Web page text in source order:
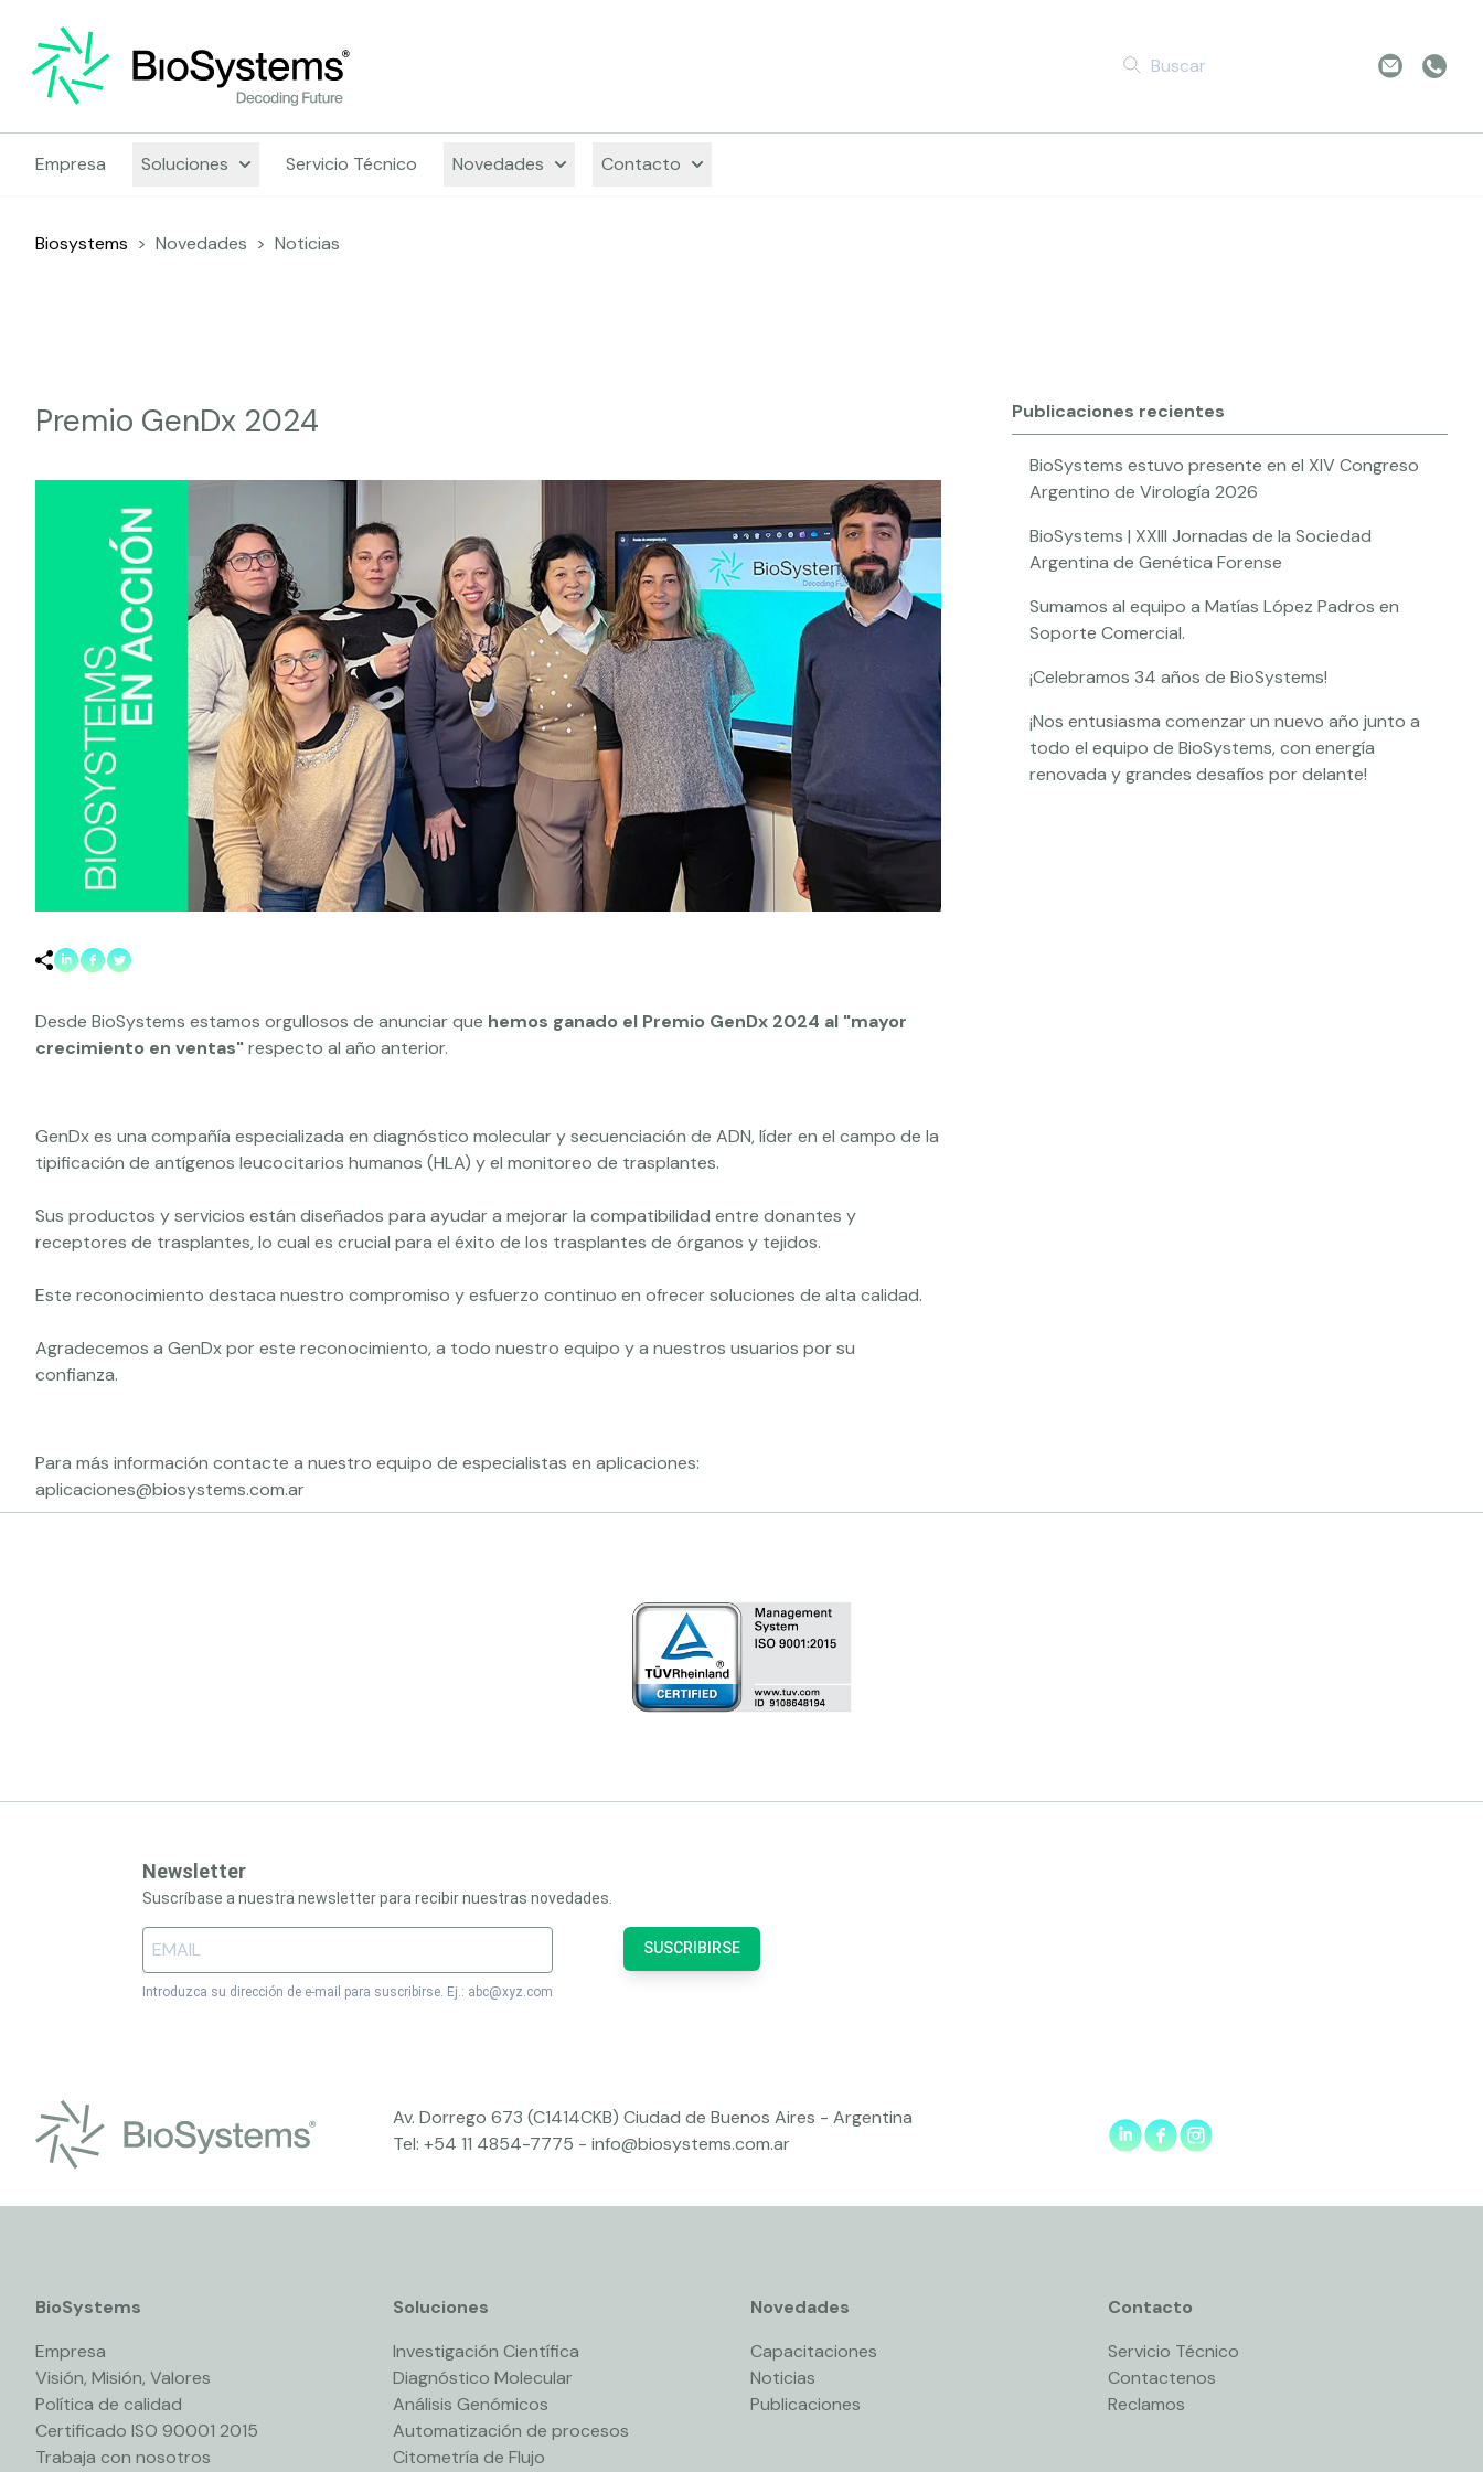
Empresa Soluciones Servicio Técnico Novedades Contacto
Decoding Future
Biosystems > Novedades > Noticias
Premio GenDx 2024
Desde BioSystems estamos orgullosos de anunciar que hemos ganado el Premio GenDx 2024 al "mayor
crecimiento en ventas"respecto al año anterior.
GenDx es una compañía especializada en diagnóstico molecular y secuenciación de ADN, líder en el campo de la
tipificación de antígenos leucocitarios humanos (HLA) y el monitoreo de trasplantes.
Sus productos y servicios están diseñados para ayudar a mejorar la compatibilidad entre donantes y
receptores de trasplantes, lo cual es crucial para el éxito de los trasplantes de órganos y tejidos.
Este reconocimiento destaca nuestro compromiso y esfuerzo continuo en ofrecer soluciones de alta calidad.
Agradecemos a GenDx por este reconocimiento, a todo nuestro equipo y a nuestros usuarios por su
confianza.
Para más información contacte a nuestro equipo de especialistas en aplicaciones:
aplicaciones@biosystems.com.ar
Publicaciones recientes
BioSystems estuvo presente en el XIV Congreso
Argentino de Virología 2026
BioSystems | XXIII Jornadas de la Sociedad
Argentina de Genética Forense
Sumamos al equipo a Matías López Padros en
Soporte Comercial.
¡Celebramos 34 años de BioSystems!
¡Nos entusiasma comenzar un nuevo año junto a
todo el equipo de BioSystems, con energía
renovada y grandes desafíos por delante!
Newsletter
Suscríbase a nuestra newsletter para recibir nuestras novedades.
Introduzca su dirección de e-mail para suscribirse. Ej.: abc@xyz.com
SUSCRIBIRSE
Av. Dorrego 673 (C1414CKB) Ciudad de Buenos Aires - Argentina
Tel: +54 11 4854-7775 - info@biosystems.com.ar
BioSystems
Empresa
Visión, Misión, Valores
Política de calidad
Certificado ISO 90001 2015
Trabaja con nosotros
Soluciones
Investigación Científica
Diagnóstico Molecular
Análisis Genómicos
Automatización de procesos
Citometría de Flujo
Novedades
Capacitaciones
Noticias
Publicaciones
Contacto
Servicio Técnico
Contactenos
Reclamos